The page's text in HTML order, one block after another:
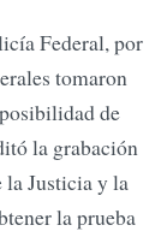
Federal, por
tomaron
de
la grabación
la Justicia y la
la prueba